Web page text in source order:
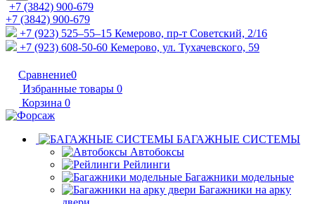
+7 (3842) 900-679
+7 (3842) 900-679
+7 (923) 525–55–15 Кемерово, пр-т Советский, 2/16
+7 (923) 608-50-60 Кемерово, ул. Тухачевского, 59
Сравнение0
Избранные товары 0
Корзина 0
БАГАЖНЫЕ СИСТЕМЫ
Автобоксы
Рейлинги
Багажники модельные
Багажники на арку